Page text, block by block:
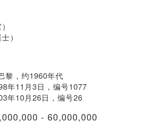
）
黎，约1960年代
年11月3日，编号1077
年10月26日，编号26
- 60,000,000